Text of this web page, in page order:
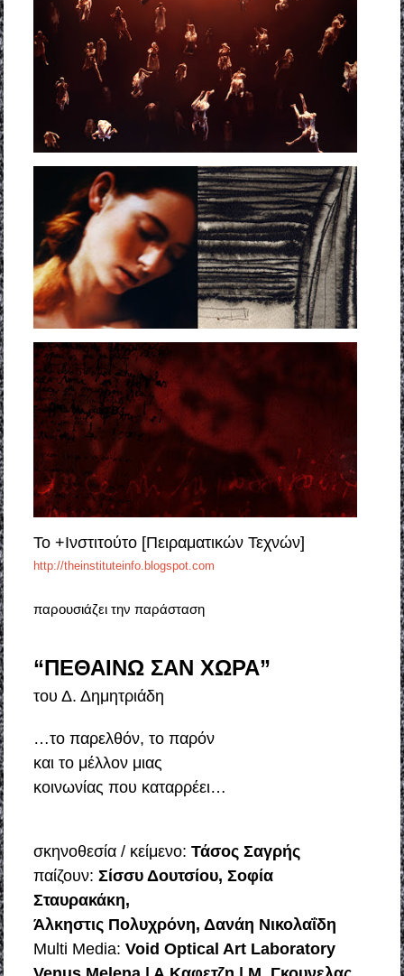
To +Iνστιτούτο [Πειραματικών Τεχνών]
http://theinstituteinfo.blogspot.com
παρουσιάζει την παράσταση
“ΠΕΘΑΙΝΩ ΣΑN ΧΩΡΑ”
του Δ. Δημητριάδη
…το παρελθόν, το παρόν
και το μέλλον μιας
κοινωνίας που καταρρέει…
σκηνοθεσία / κείμενο: Τάσος Σαγρής
παίζουν: Σίσσυ Δουτσίου, Σοφία
Σταυρακάκη,
Άλκηστις Πολυχρόνη, Δανάη Νικολαΐδη
Μulti Μedia: Void Optical Art Laboratory